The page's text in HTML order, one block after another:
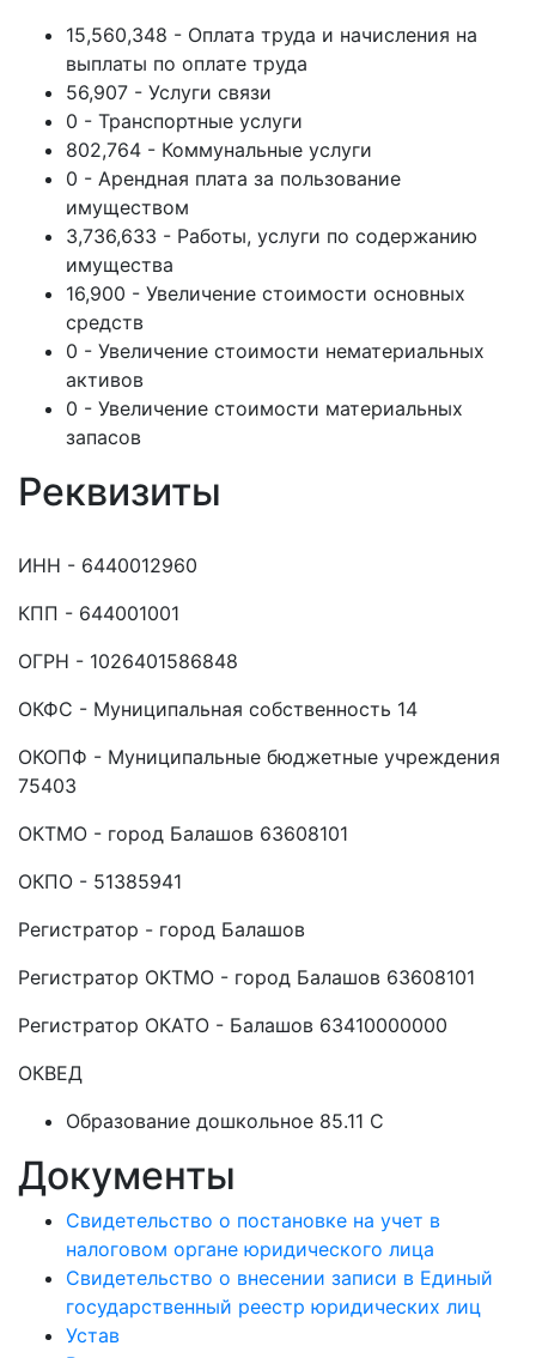
15,560,348 - Оплата труда и начисления на
выплаты по оплате труда
56,907 - Услуги связи
0 - Транспортные услуги
802,764 - Коммунальные услуги
0 - Арендная плата за пользование
имуществом
3,736,633 - Работы, услуги по содержанию
имущества
16,900 - Увеличение стоимости основных
средств
0 - Увеличение стоимости нематериальных
активов
0 - Увеличение стоимости материальных
запасов
Реквизиты
ИНН - 6440012960
КПП - 644001001
ОГРН - 1026401586848
ОКФС - Муниципальная собственность 14
ОКОПФ - Муниципальные бюджетные учреждения
75403
ОКТМО - город Балашов 63608101
ОКПО - 51385941
Регистратор - город Балашов
Регистратор ОКТМО - город Балашов 63608101
Регистратор ОКАТО - Балашов 63410000000
ОКВЕД
Образование дошкольное 85.11 C
Документы
Свидетельство о постановке на учет в
налоговом органе юридического лица
Свидетельство о внесении записи в Единый
государственный реестр юридических лиц
Устав